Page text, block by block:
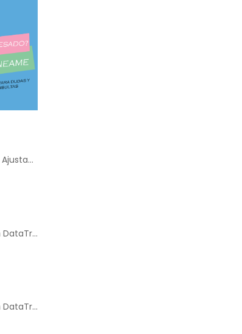
1 Pieza de Cordón Ajustable Universal Para el Teléfono Con Clip Antipérdida
Pendrive Kingston DataTraveler® Exodia™ 64GB 3.2'
Pendrive Kingston DataTraveler® Exodia™ 128GB 3.2´